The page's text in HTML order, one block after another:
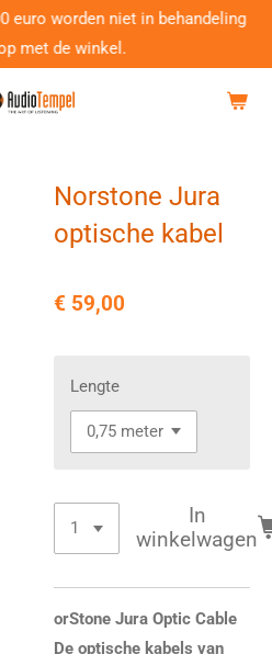
euro worden niet in behandeling
met de winkel.
Norstone Jura
optische kabel
€ 59,00
Lengte
In
winkelwagen
orStone Jura Optic Cable
De optische kabels van